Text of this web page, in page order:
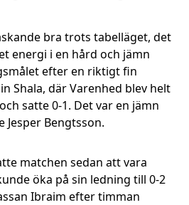
bra trots tabelläget, det
energi i en hård och jämn
efter en riktigt fin
Shala, där Varenhed blev helt
satte 0-1. Det var en jämn
Jesper Bengtsson.
matchen sedan att vara
öka på sin ledning till 0-2
Ibraim efter timman